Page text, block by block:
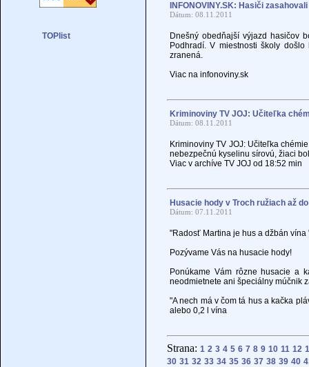
INFONOVINY.SK: Hasiči
Dátum: 08.11.2011
Dnešný obedňajší výjazd hasičov
Podhradí. V miestnosti školy
zranená.
Viac na infonoviny.sk
Kriminoviny TV JOJ: Učiteľka
Dátum: 08.11.2011
Kriminoviny TV JOJ: Učiteľka
nebezpečnú kyselinu sírovú, žiaci
Viac v archíve TV JOJ od 18:52 min
Husacie hody v Troch ružiach až
Dátum: 07.11.2011
"Radosť Martina je hus a džbán vína
Pozývame Vás na husacie hody!
Ponúkame Vám rôzne husacie a
neodmietnete ani špeciálny múčnik
"A nech má v čom tá hus a kačka
alebo 0,2 l vína
Strana: 1 2 3 4 5 6 7 8 9 10 11 12
30 31 32 33 34 35 36 37 38 39 40